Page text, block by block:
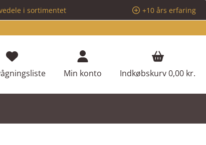
i sortimentet
+10 års erfaring
Du har 0 ønskeliste varer
Min konto Indkøbskurv0,00 kr.